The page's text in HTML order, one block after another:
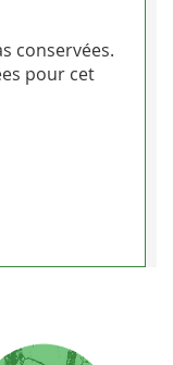
conservées.
pour cet